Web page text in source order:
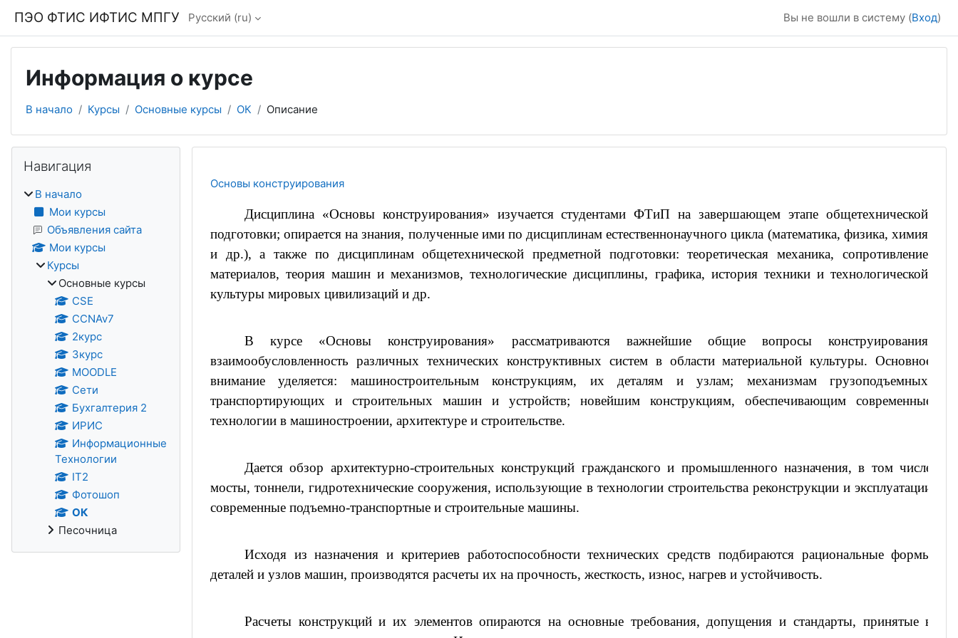
ПЭО ФТИС ИФТИС МПГУ Русский ‎(ru)‎ Вы не вошли в систему (Вход)
Информация о курсе
В начало Курсы Основные курсы ОК Описание
Основы конструирования
Дисциплина «Основы конструирования» изучается студентами ФТиП на завершающем этапе общетехнической
подготовки; опирается на знания, полученные ими по дисциплинам естественнонаучного цикла (математика, физика, химия
и др.), а также по дисциплинам общетехнической предметной подготовки: теоретическая механика, сопротивление
материалов, теория машин и механизмов, технологические дисциплины, графика, история техники и технологической
культуры мировых цивилизаций и др.
В курсе «Основы конструирования» рассматриваются важнейшие общие вопросы конструирования,
взаимообусловленность различных технических конструктивных систем в области материальной культуры. Основное
внимание уделяется: машиностроительным конструкциям, их деталям и узлам; механизмам грузоподъемных,
транспортирующих и строительных машин и устройств; новейшим конструкциям, обеспечивающим современные
технологии в машиностроении, архитектуре и строительстве.
Дается обзор архитектурно-строительных конструкций гражданского и промышленного назначения, в том числе
мосты, тоннели, гидротехнические сооружения, использующие в технологии строительства реконструкции и эксплуатации
современные подъемно-транспортные и строительные машины.
Исходя из назначения и критериев работоспособности технических средств подбираются рациональные формы
деталей и узлов машин, производятся расчеты их на прочность, жесткость, износ, нагрев и устойчивость.
Расчеты конструкций и их элементов опираются на основные требования, допущения и стандарты, принятые в
Блоки
Навигация
В начало
Мои курсы
Объявления сайта
Мои курсы
Курсы
Основные курсы
CSE
CCNAv7
2курс
3курс
MOODLE
Сети
Бухгалтерия 2
ИРИС
Информационные
Технологии
IT2
Фотошоп
ОК
Песочница